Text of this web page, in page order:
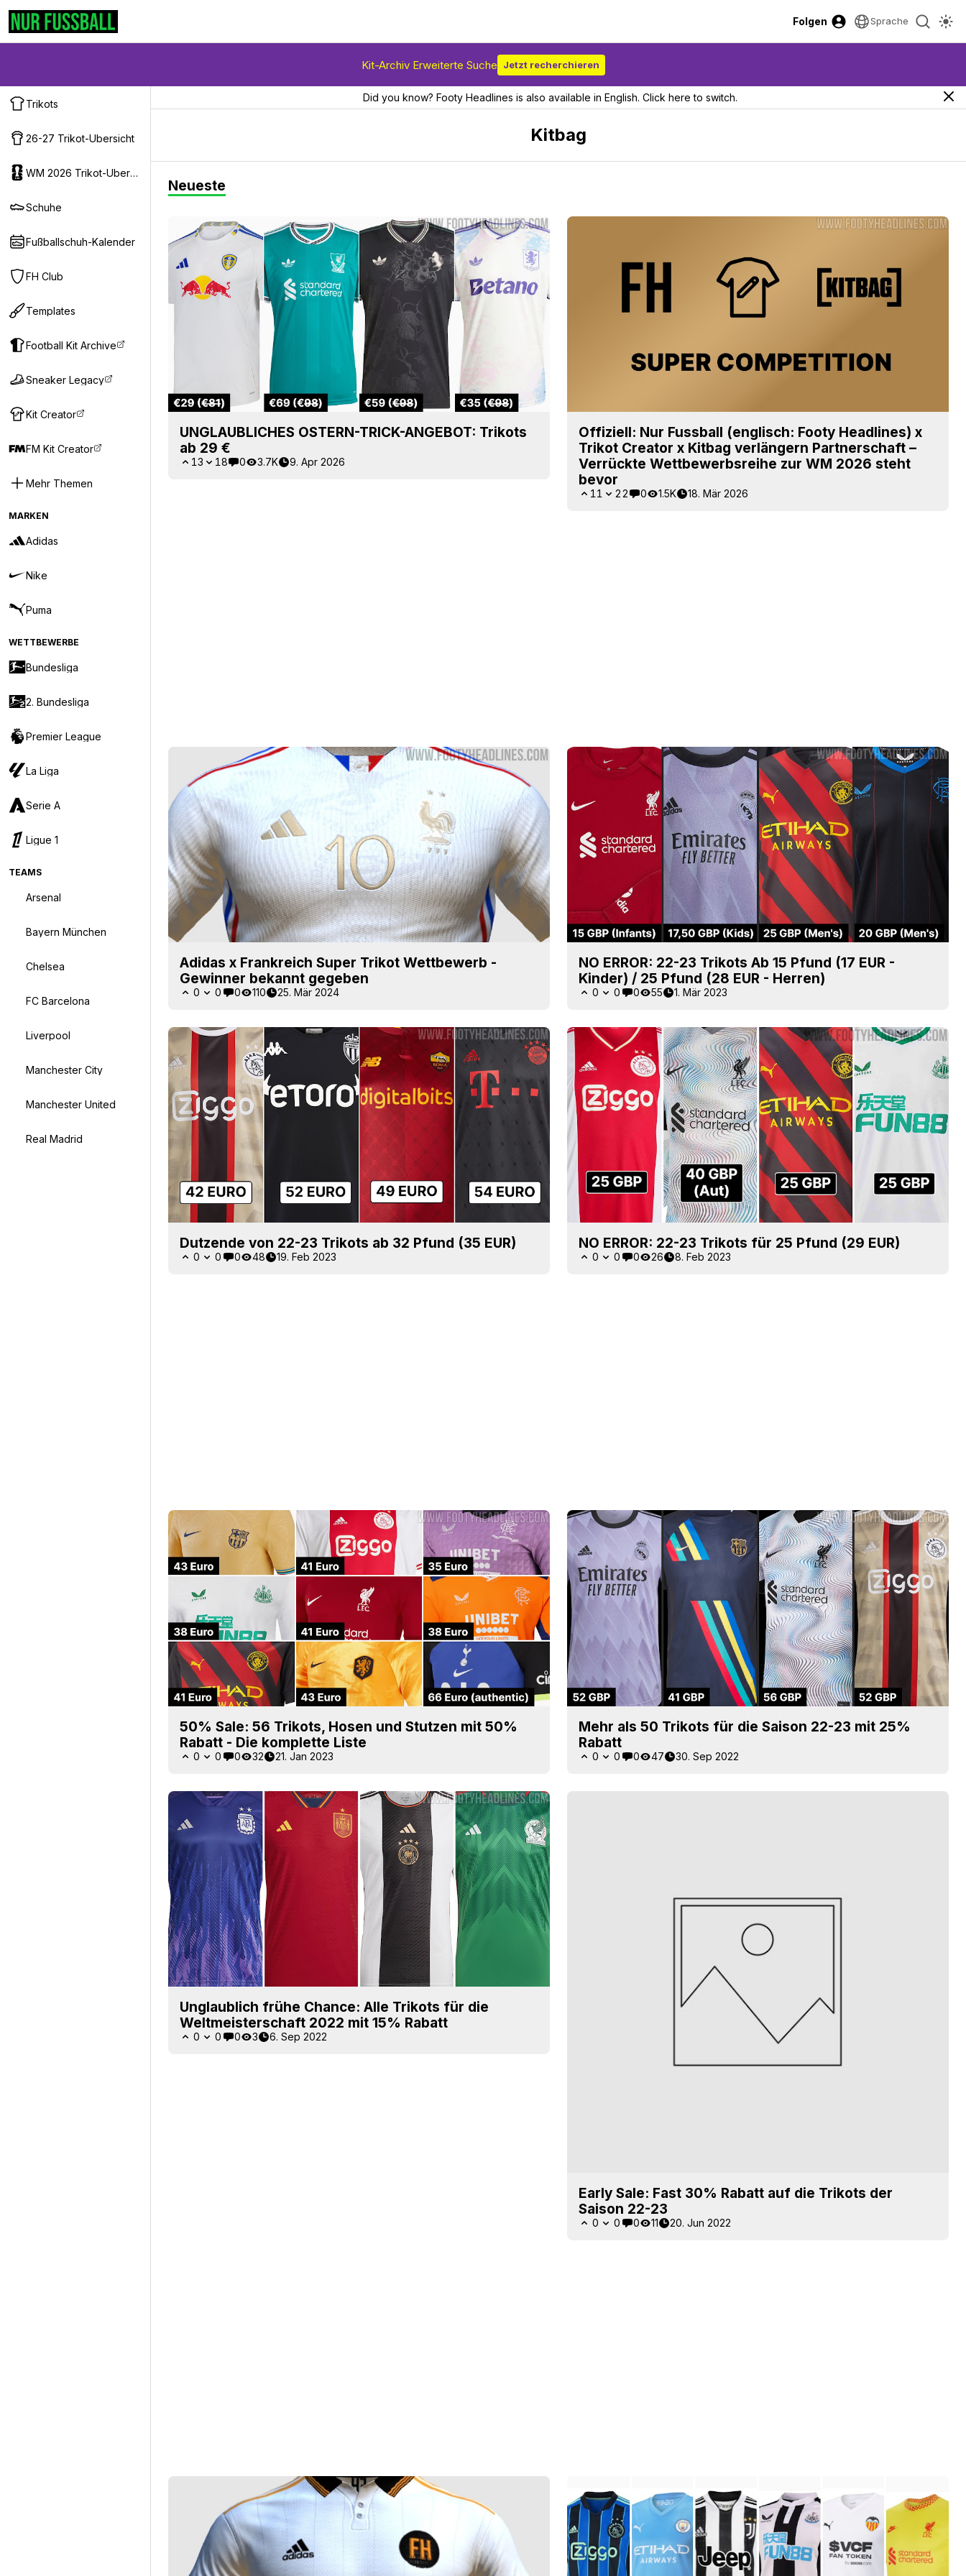
Folgen Sprache
Kit-Archiv Erweiterte Suche Jetzt recherchieren
Trikots
26-27 Trikot-Ubersicht
WM 2026 Trikot-Ubersicht
Schuhe
Fußballschuh-Kalender
FH Club
Templates
Football Kit Archive
Sneaker Legacy
Kit Creator
FM Kit Creator
Mehr Themen
MARKEN
Adidas
Nike
Puma
WETTBEWERBE
Bundesliga
2. Bundesliga
Premier League
La Liga
Serie A
Ligue 1
TEAMS
Arsenal
Bayern München
Chelsea
FC Barcelona
Liverpool
Manchester City
Manchester United
Real Madrid
Did you know? Footy Headlines is also available in English. Click here to switch.
Kitbag
Neueste
UNGLAUBLICHES OSTERN-TRICK-ANGEBOT: Trikots
ab 29 €
13 18 0 3.7K 9. Apr 2026
Offiziell: Nur Fussball (englisch: Footy Headlines) x
Trikot Creator x Kitbag verlängern Partnerschaft –
Verrückte Wettbewerbsreihe zur WM 2026 steht
bevor
11 22 0 1.5K 18. Mär 2026
Adidas x Frankreich Super Trikot Wettbewerb -
Gewinner bekannt gegeben
0 0 0 110 25. Mär 2024
NO ERROR: 22-23 Trikots Ab 15 Pfund (17 EUR -
Kinder) / 25 Pfund (28 EUR - Herren)
0 0 0 55 1. Mär 2023
Dutzende von 22-23 Trikots ab 32 Pfund (35 EUR)
0 0 0 48 19. Feb 2023
NO ERROR: 22-23 Trikots für 25 Pfund (29 EUR)
0 0 0 26 8. Feb 2023
50% Sale: 56 Trikots, Hosen und Stutzen mit 50%
Rabatt - Die komplette Liste
0 0 0 32 21. Jan 2023
Mehr als 50 Trikots für die Saison 22-23 mit 25%
Rabatt
0 0 0 47 30. Sep 2022
Unglaublich frühe Chance: Alle Trikots für die
Weltmeisterschaft 2022 mit 15% Rabatt
0 0 0 3 6. Sep 2022
Early Sale: Fast 30% Rabatt auf die Trikots der
Saison 22-23
0 0 0 11 20. Jun 2022